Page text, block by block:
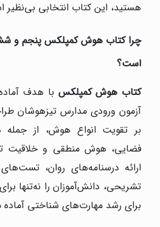
هستید، این کتاب انتخابی
چرا کتاب هوش کمپلکس پنجم و ششم
است؟
کتاب هوش کمپلکس با هدف
آزمون ورودی مدارس تیزهوشان
بر تقویت انواع هوش، از
فضایی، هوش منطقی و خلاقیت
ارائه درسنامه‌های روان،
تشریحی، دانش‌آموزان را نه‌تنها
برای رشد مهارت‌های شناختی آماده